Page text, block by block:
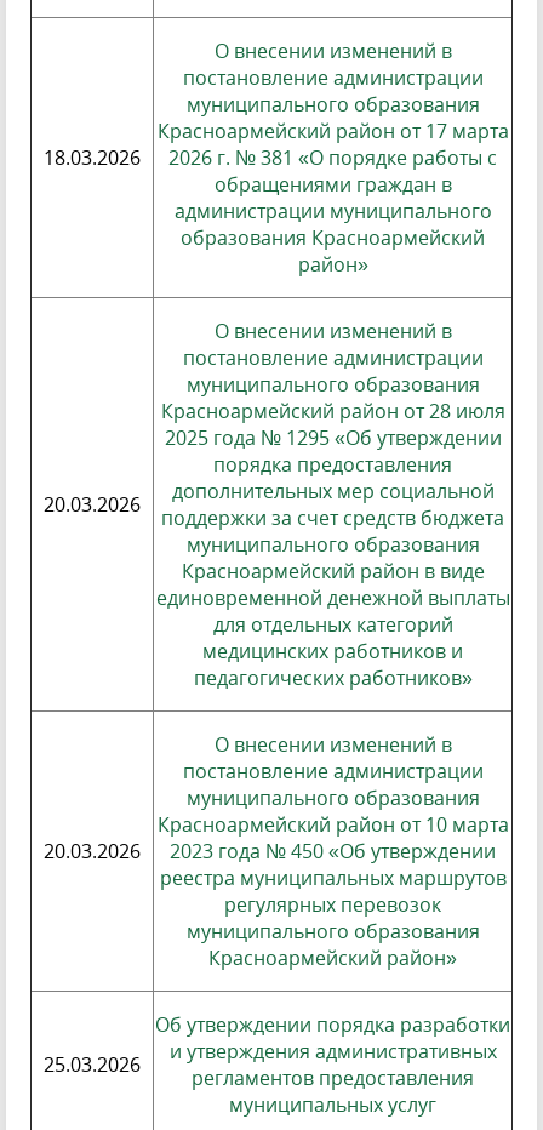
18.03.2026
О внесении изменений в
постановление администрации
муниципального образования
Красноармейский район от 17 марта
2026 г. № 381 «О порядке работы с
обращениями граждан в
администрации муниципального
образования Красноармейский
район»
20.03.2026
О внесении изменений в
постановление администрации
муниципального образования
Красноармейский район от 28 июля
2025 года № 1295 «Об утверждении
порядка предоставления
дополнительных мер социальной
поддержки за счет средств бюджета
муниципального образования
Красноармейский район в виде
единовременной денежной выплаты
для отдельных категорий
медицинских работников и
педагогических работников»
20.03.2026
О внесении изменений в
постановление администрации
муниципального образования
Красноармейский район от 10 марта
2023 года № 450 «Об утверждении
реестра муниципальных маршрутов
регулярных перевозок
муниципального образования
Красноармейский район»
25.03.2026
Об утверждении порядка разработки
и утверждения административных
регламентов предоставления
муниципальных услуг